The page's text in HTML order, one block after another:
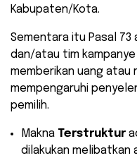
Kabupaten/Kota.
Sementara itu Pasal 73
dan/atau tim
memberikan uang atau
mempengaruhi
pemilih.
Makna Terstruktur
dilakukan